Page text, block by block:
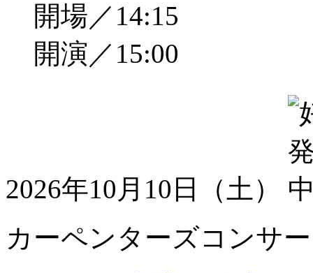
開場／14:15
開演／15:00
2026年10月10日（土）
カーペンターズコンサ